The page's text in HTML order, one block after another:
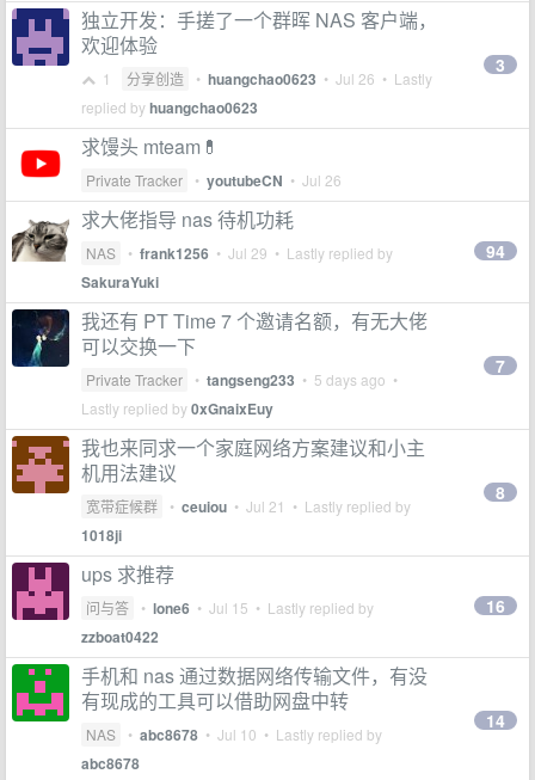
独立开发：手搓了一个群晖 NAS 客户端，
欢迎体验
1 分享创造 • huangchao0623 • Jul 26 • Lastly
replied byhuangchao0623
3
求馒头 mteam💊
Private Tracker • youtubeCN • Jul 26
求大佬指导 nas 待机功耗
NAS • frank1256 • Jul 29 • Lastly replied by
SakuraYuki
94
我还有 PT Time 7 个邀请名额，有无大佬
可以交换一下
Private Tracker • tangseng233 • 5 days ago •
Lastly replied by0xGnaixEuy
7
我也来同求一个家庭网络方案建议和小主
机用法建议
宽带症候群 • ceuiou • Jul 21 • Lastly replied by
1018ji
8
ups 求推荐
问与答 • lone6 • Jul 15 • Lastly replied by
zzboat0422
16
手机和 nas 通过数据网络传输文件，有没
有现成的工具可以借助网盘中转
NAS • abc8678 • Jul 10 • Lastly replied by
abc8678
14